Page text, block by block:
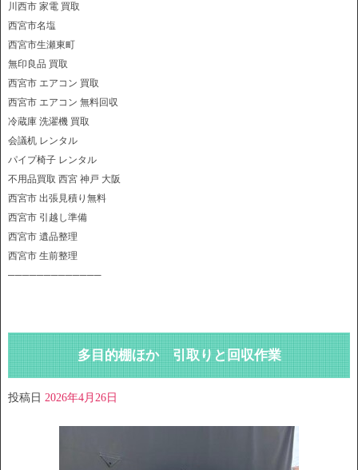
川西市 家電 買取
西宮市名塩
西宮市生瀬東町
無印良品 買取
西宮市 エアコン 買取
西宮市 エアコン 無料回収
冷蔵庫 洗濯機 買取
会議机 レンタル
パイプ椅子 レンタル
不用品買取 西宮 神戸 大阪
西宮市 出張見積り無料
西宮市 引越し準備
西宮市 遺品整理
西宮市 生前整理
─────────────
多目的棚ほか 引取りと回収作業
投稿日 2026年4月26日